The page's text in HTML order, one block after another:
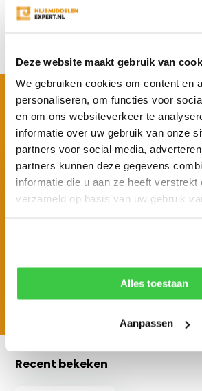
Deze website maakt gebruik van
We gebruiken cookies om content en
personaliseren, om functies voor
en om ons websiteverkeer te
informatie over uw gebruik van onze
partners voor social media,
partners kunnen deze gegevens
informatie die u aan ze heeft verstrekt
verzameld op basis van uw gebruik
Alles toestaan
Aanpassen
Reviews
BEKIJK OOK EENS
Vergelijkbare producten
Recent bekeken